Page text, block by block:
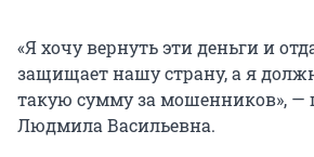
«Я хочу вернуть эти деньги и
защищает нашу страну, а я
такую сумму за мошенников», —
Людмила Васильевна.